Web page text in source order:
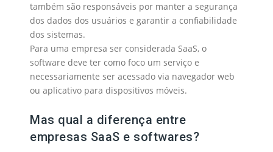
também são responsáveis por manter a segurança
dos dados dos usuários e garantir a confiabilidade
dos sistemas.
Para uma empresa ser considerada SaaS, o
software deve ter como foco um serviço e
necessariamente ser acessado via navegador web
ou aplicativo para dispositivos móveis.
Mas qual a diferença entre
empresas SaaS e softwares?